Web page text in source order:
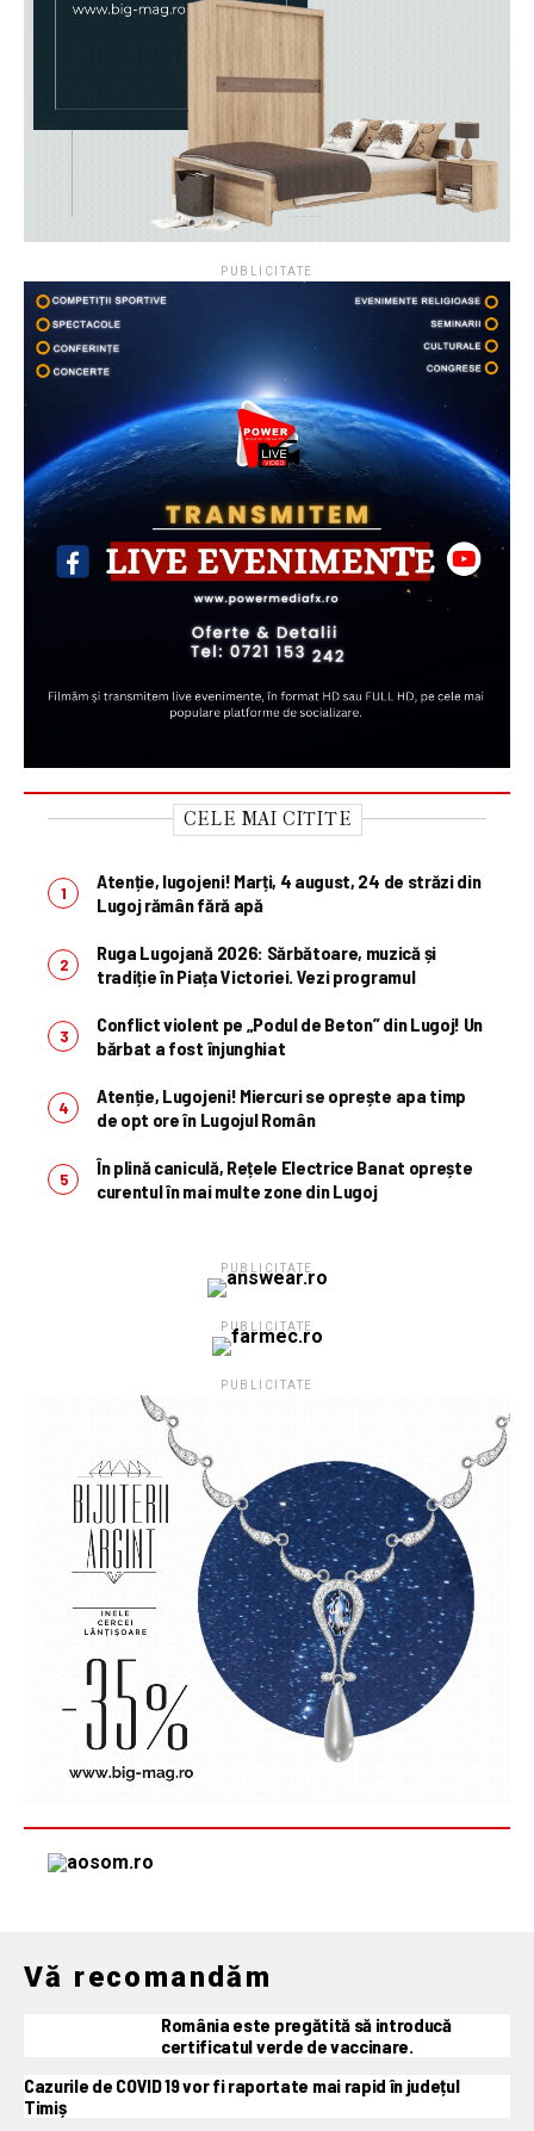
PUBLICITATE
CELE MAI CITITE
Atenție, lugojeni! Marți, 4 august, 24 de străzi din
Lugoj rămân fără apă
Ruga Lugojană 2026: Sărbătoare, muzică și
tradiție în Piața Victoriei. Vezi programul
Conflict violent pe „Podul de Beton” din Lugoj! Un
bărbat a fost înjunghiat
Atenție, Lugojeni! Miercuri se oprește apa timp
de opt ore în Lugojul Român
În plină caniculă, Rețele Electrice Banat oprește
curentul în mai multe zone din Lugoj
PUBLICITATE
PUBLICITATE
PUBLICITATE
Vă recomandăm
România este pregătită să introducă
certificatul verde de vaccinare.
Cazurile de COVID 19 vor fi raportate mai rapid în județul
Timiș